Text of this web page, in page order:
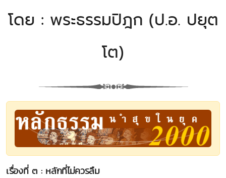
โดย : พระธรรมปิฎก (ป.อ. ปยุต
โต)
เรื่องที่ ๓ : หลักที่ไม่ควรลืม